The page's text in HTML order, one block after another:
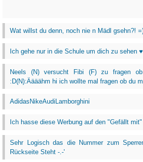
Wat willst du denn, noch nie n Mädl gsehn?!
Ich gehe nur in die Schule um dich zu sehen
Neels (N) versucht Fibi (F) zu fragen
:D(N):Äääähm hi ich wollte mal fragen ob du
AdidasNikeAudiLamborghini
Ich hasse diese Werbung auf den "Gefällt
Sehr Logisch das die Nummer zum
Rückseite Steht -.-'